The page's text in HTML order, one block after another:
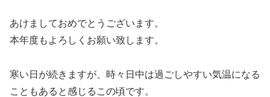
あけましておめでとうございます。
本年度もよろしくお願い致します。
寒い日が続きますが、時々日中は過ごしやすい気温になる
こともあると感じるこの頃です。